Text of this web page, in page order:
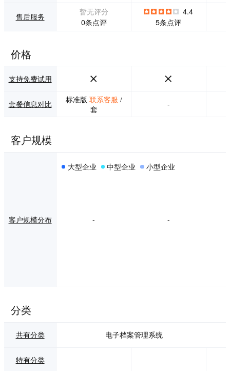
通过移动端进行访
问，可随时随地进
行档案的查看、阅
风险降到更低；建
务团队久经考验，
售后服务
暂无评分
0条点评
4.4
5条点评
价格
支持免费试用
套餐信息对比 标准版 联系客服 /
套
-
客户规模
客户规模分布
大型企业 中型企业 小型企业
- -
分类
共有分类 电子档案管理系统
特有分类